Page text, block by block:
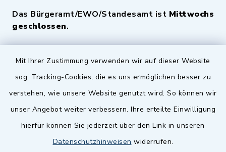
Mit Ihrer Zustimmung verwenden wir auf dieser Website
sog. Tracking-Cookies, die es uns ermöglichen besser zu
verstehen, wie unsere Website genutzt wird. So können wir
unser Angebot weiter verbessern. Ihre erteilte Einwilligung
hierfür können Sie jederzeit über den Link in unseren
Datenschutzhinweisen widerrufen.
Das Bürgeramt/EWO/Standesamt ist Mittwochs
geschlossen.
Quicklinks
Zenngrund Allianz
Dillenberggruppe